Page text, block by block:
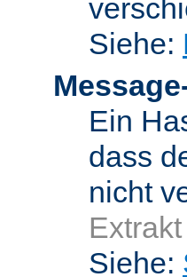
Siehe:
Ein
dass
nicht
Siehe: